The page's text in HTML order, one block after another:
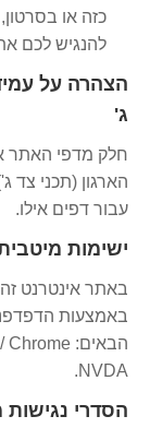
כזה או
להנגיש לכם
הצהרה על
ג'
חלק מדפי האתר
הארגון (תכני צד
עבור דפים אילו.
ישימות
באתר אינטרנט
באמצעות
NVDA.
הסדרי נגישות